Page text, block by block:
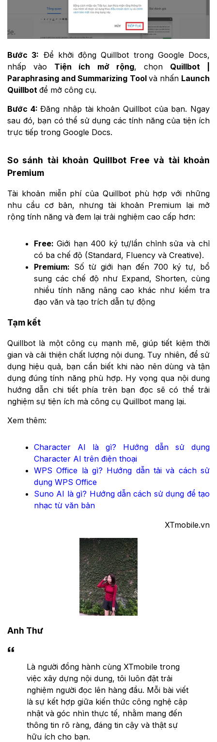
Bước 3: Để khởi động Quillbot trong Google Docs,
nhấp vào Tiện ích mở rộng, chọn Quillbot |
Paraphrasing and Summarizing Tool và nhấn Launch
Quillbot để mở công cụ.
Bước 4:Đăng nhập tài khoản Quillbot của bạn. Ngay
sau đó, bạn có thể sử dụng các tính năng của tiện ích
trực tiếp trong Google Docs.
So sánh tài khoản Quillbot Free và tài khoản
Premium
Tài khoản miễn phí của Quillbot phù hợp với những
nhu cầu cơ bản, nhưng tài khoản Premium lại mở
rộng tính năng và đem lại trải nghiệm cao cấp hơn:
Free: Giới hạn 400 ký tự/lần chỉnh sửa và chỉ
có ba chế độ (Standard, Fluency và Creative).
Premium: Số từ giới hạn đến 700 ký tự, bổ
sung các chế độ như Expand, Shorten, cùng
nhiều tính năng nâng cao khác như kiểm tra
đạo văn và tạo trích dẫn tự động​
Tạm kết
Quillbot là một công cụ mạnh mẽ, giúp tiết kiệm thời
gian và cải thiện chất lượng nội dung. Tuy nhiên, để sử
dụng hiệu quả, bạn cần biết khi nào nên dùng và tận
dụng đúng tính năng phù hợp. Hy vọng qua nội dung
hướng dẫn chi tiết phía trên bạn đọc sẽ có thể trải
nghiệm sự tiện ích mà công cụ Quillbot mang lại.
Xem thêm:
Character AI là gì? Hướng dẫn sử dụng
Character AI trên điện thoại
WPS Office là gì? Hướng dẫn tải và cách sử
dụng WPS Office
Suno AI là gì? Hướng dẫn cách sử dụng để tạo
nhạc từ văn bản
XTmobile.vn
Anh Thư
Là người đồng hành cùng XTmobile trong
việc xây dựng nội dung, tôi luôn đặt trải
nghiệm người đọc lên hàng đầu. Mỗi bài viết
là sự kết hợp giữa kiến thức công nghệ cập
nhật và góc nhìn thực tế, nhằm mang đến
thông tin rõ ràng, đáng tin cậy và thật sự
hữu ích cho bạn.